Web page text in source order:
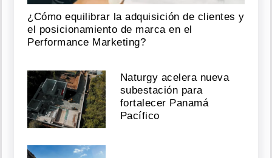
¿Cómo equilibrar la adquisición de clientes y
el posicionamiento de marca en el
Performance Marketing?
Naturgy acelera nueva
subestación para
fortalecer Panamá
Pacífico